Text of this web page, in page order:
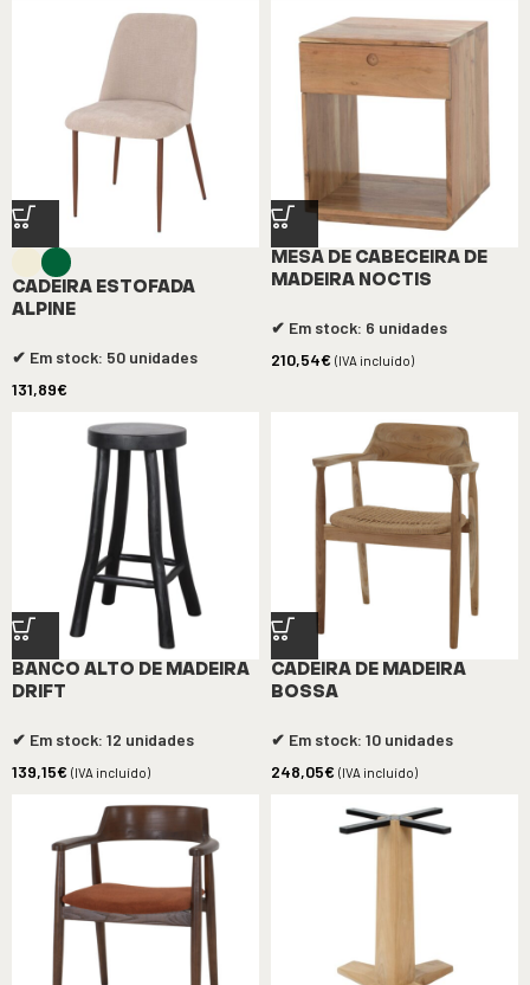
CADEIRA ESTOFADA
ALPINE
✔ Em stock: 50 unidades
131,89€
MESA DE CABECEIRA DE
MADEIRA NOCTIS
✔ Em stock: 6 unidades
210,54€ (IVA incluído)
BANCO ALTO DE MADEIRA
DRIFT
✔ Em stock: 12 unidades
139,15€ (IVA incluído)
CADEIRA DE MADEIRA
BOSSA
✔ Em stock: 10 unidades
248,05€ (IVA incluído)